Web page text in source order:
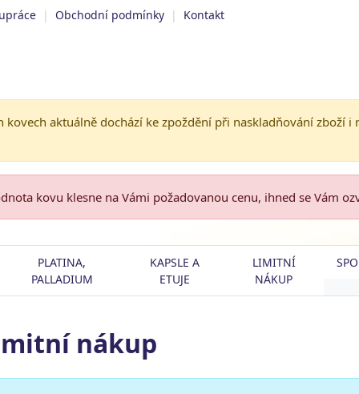
| Obchodní podmínky | Kontakt
aktuálně dochází ke zpoždění při naskladňování zboží i
kovu klesne na Vámi požadovanou cenu, ihned se Vám
PLATINA,
PALLADIUM
KAPSLE A
ETUJE
LIMITNÍ
NÁKUP
nákup